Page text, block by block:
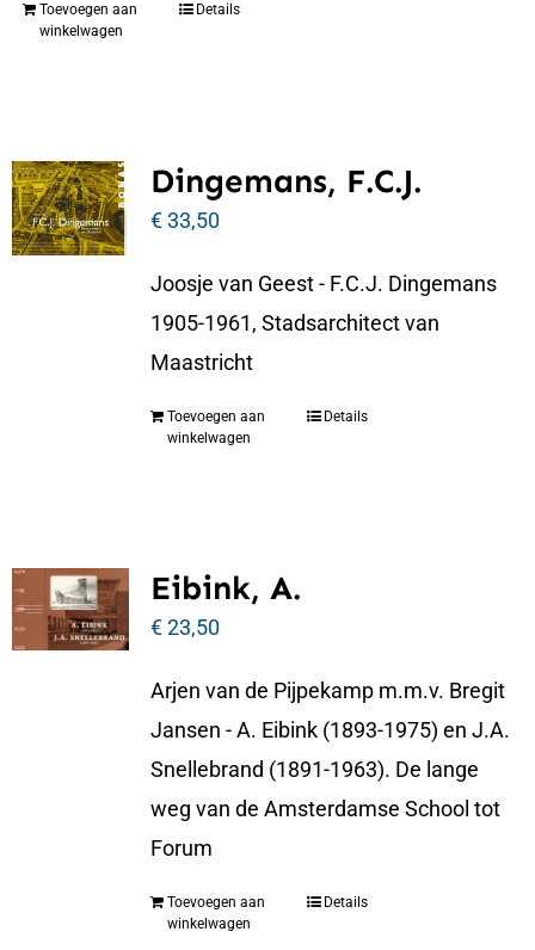
Toevoegen aan
winkelwagen
Details
Dingemans, F.C.J.
€33,50
Joosje van Geest - F.C.J. Dingemans
1905-1961, Stadsarchitect van
Maastricht
Toevoegen aan
winkelwagen
Details
Eibink, A.
€23,50
Arjen van de Pijpekamp m.m.v. Bregit
Jansen - A. Eibink (1893-1975) en J.A.
Snellebrand (1891-1963). De lange
weg van de Amsterdamse School tot
Forum
Toevoegen aan
winkelwagen
Details